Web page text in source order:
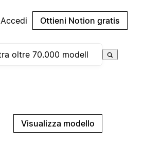
Accedi Ottieni Notion gratis
Visualizza modello